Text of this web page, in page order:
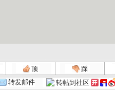
顶
踩
转发邮件 转帖到社区